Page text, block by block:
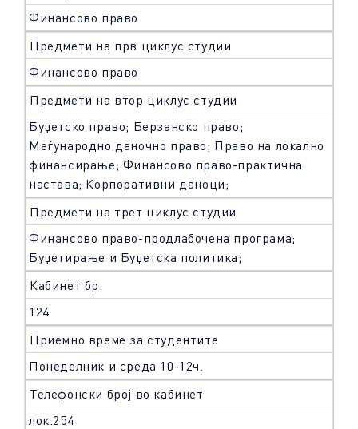
Финансово право
Предмети на прв циклус студии
Финансово право
Предмети на втор циклус студии
Буџетско право; Берзанско право;
Меѓународно даночно право; Право на локално
финансирање; Финансово право-практична
настава; Корпоративни даноци;
Предмети на трет циклус студии
Финансово право-продлабочена програма;
Буџетирање и Буџетска политика;
Кабинет бр.
124
Приемно време за студентите
Понеделник и среда 10-12ч.
Телефонски број во кабинет
лок.254